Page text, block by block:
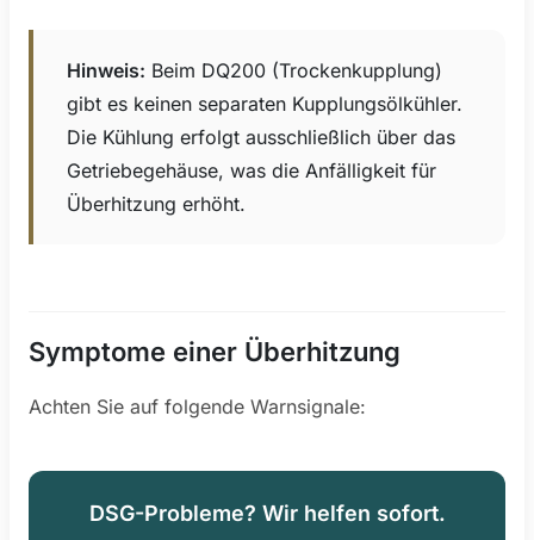
Hinweis: Beim DQ200 (Trockenkupplung)
gibt es keinen separaten Kupplungsölkühler.
Die Kühlung erfolgt ausschließlich über das
Getriebegehäuse, was die Anfälligkeit für
Überhitzung erhöht.
Symptome einer Überhitzung
Achten Sie auf folgende Warnsignale:
DSG-Probleme? Wir helfen sofort.